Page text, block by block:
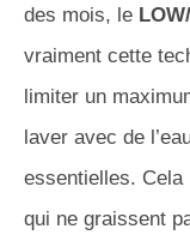
des mois, le
vraiment cette
limiter un
laver avec de
essentielles. Cela
qui ne graissent